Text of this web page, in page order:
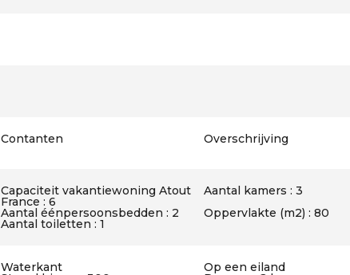
Contanten Overschrijving
Capaciteit vakantiewoning Atout
France : 6
Aantal kamers : 3
Aantal éénpersoonsbedden : 2 Oppervlakte (m2) : 80
Aantal toiletten : 1
Waterkant Op een eiland